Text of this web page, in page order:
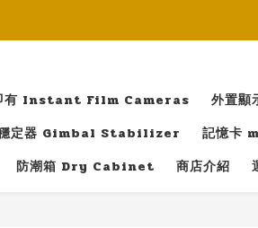
有 Instant Film Cameras
外置
定器 Gimbal Stabilizer
記憶卡
防潮箱 Dry Cabinet 商店介紹